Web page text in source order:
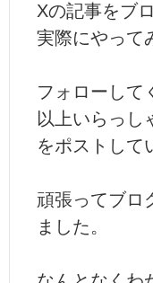
Xの記事をブ
実際にやって
フォローして
以上いらっし
をポストして
頑張ってブロ
ました。